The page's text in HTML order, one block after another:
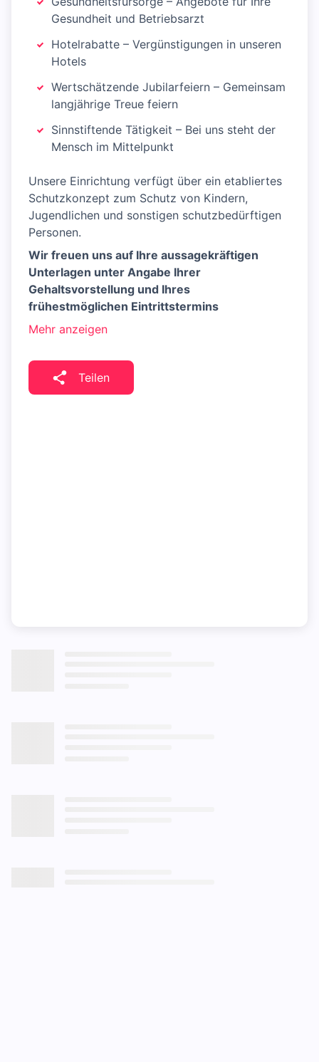
Gesundheit und Betriebsarzt
Hotelrabatte – Vergünstigungen in unseren
Hotels
Wertschätzende Jubilarfeiern – Gemeinsam
langjährige Treue feiern
Sinnstiftende Tätigkeit – Bei uns steht der
Mensch im Mittelpunkt
Unsere Einrichtung verfügt über ein etabliertes
Schutzkonzept zum Schutz von Kindern,
Jugendlichen und sonstigen schutzbedürftigen
Personen.
Wir freuen uns auf Ihre aussagekräftigen
Unterlagen unter Angabe Ihrer
Gehaltsvorstellung und Ihres
frühestmöglichen Eintrittstermins
Mehr anzeigen
Teilen